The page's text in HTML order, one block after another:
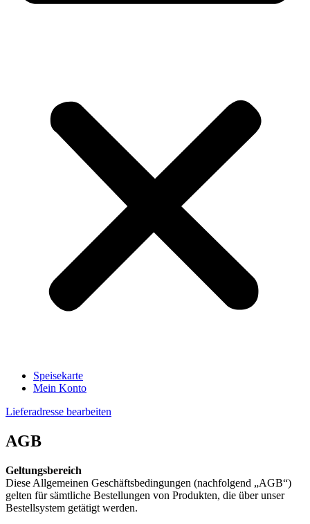
Speisekarte
Mein Konto
Lieferadresse bearbeiten
AGB
Geltungsbereich
Diese Allgemeinen Geschäftsbedingungen (nachfolgend „AGB“)
gelten für sämtliche Bestellungen von Produkten, die über unser
Bestellsystem getätigt werden.